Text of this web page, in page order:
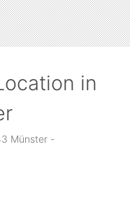
in
Münster -